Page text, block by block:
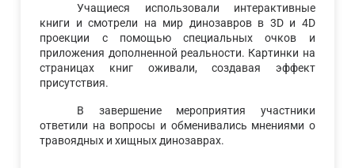
Учащиеся использовали интерактивные
книги и смотрели на мир динозавров в 3D и 4D
проекции с помощью специальных очков и
приложения дополненной реальности. Картинки на
страницах книг оживали, создавая эффект
присутствия.
В завершение мероприятия участники
ответили на вопросы и обменивались мнениями о
травоядных и хищных динозаврах.